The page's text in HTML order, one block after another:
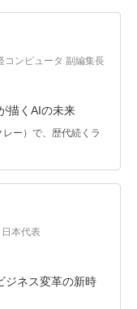
ンピュータ 副編集長
描くAIの未来
ー）で、歴代続くラ
本代表
ジネス変革の新時